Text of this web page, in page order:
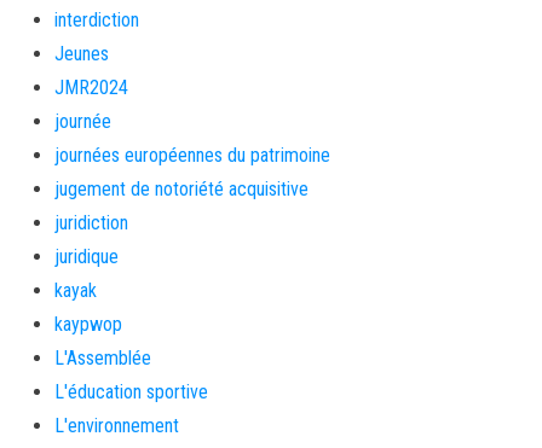
interdiction
Jeunes
JMR2024
journée
journées européennes du patrimoine
jugement de notoriété acquisitive
juridiction
juridique
kayak
kaypwop
L'Assemblée
L'éducation sportive
L'environnement